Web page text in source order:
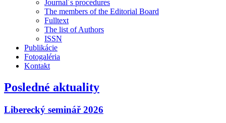
Journal´s procedures
The members of the Editorial Board
Fulltext
The list of Authors
ISSN
Publikácie
Fotogaléria
Kontakt
Posledné aktuality
Liberecký seminář 2026